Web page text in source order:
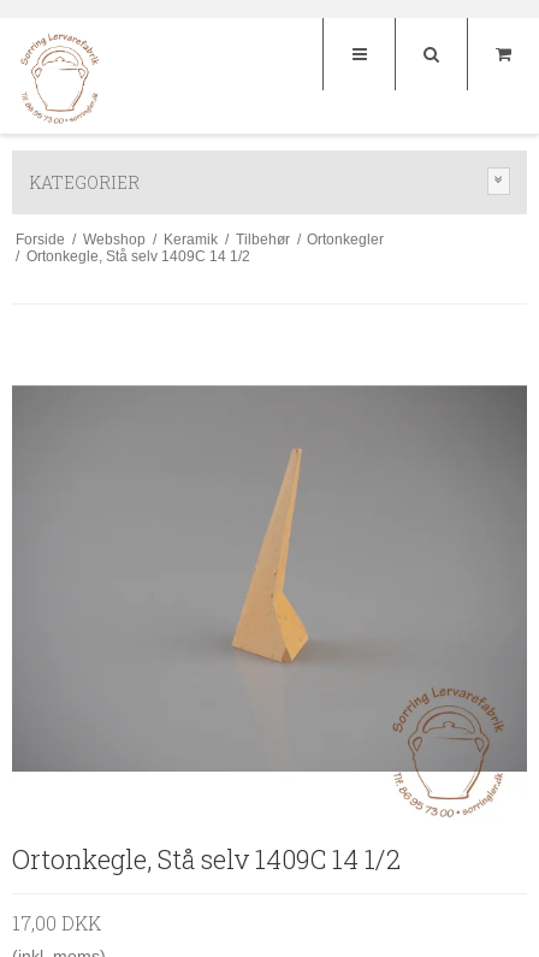
KATEGORIER
Forside / Webshop / Keramik / Tilbehør / Ortonkegler
/ Ortonkegle, Stå selv 1409C 14 1/2
Ortonkegle, Stå selv 1409C 14 1/2
17,00 DKK